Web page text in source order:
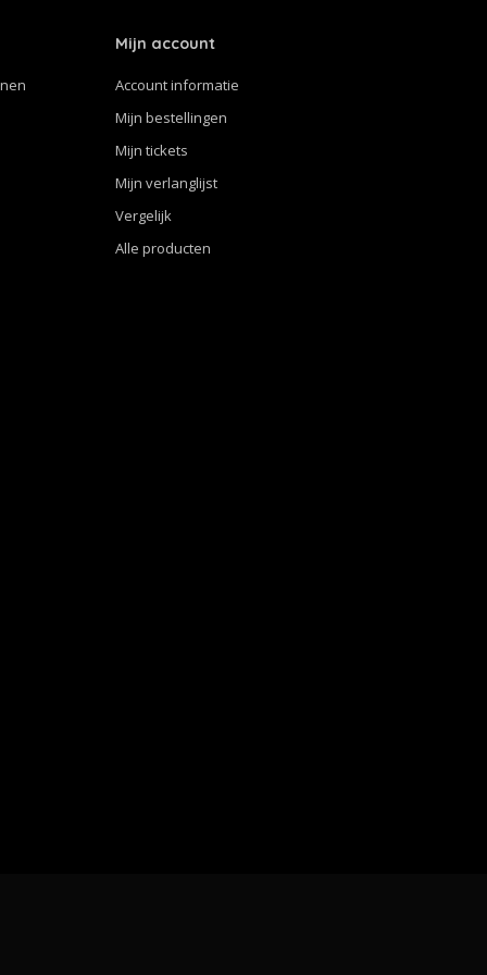
Mijn account
Account informatie
Mijn bestellingen
Mijn tickets
Mijn verlanglijst
Vergelijk
Alle producten